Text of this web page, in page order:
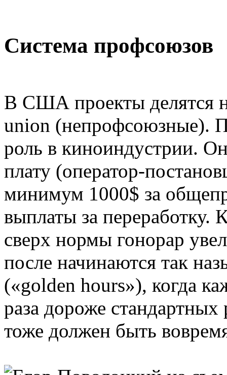
Система профсоюзов
В США проекты делятся
union (непрофсоюзные).
роль в киноиндустрии.
плату (оператор-
минимум 1000$ за
выплаты за переработку.
сверх нормы гонорар
после начинаются так
(«golden hours»), когда
раза дороже
тоже должен быть